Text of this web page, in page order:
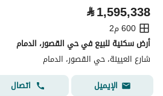
⃁1,595,338
600 م2
أرض سكنية للبيع في حي القصور، الدمام
شارع العيينة، حي القصور، الدمام
الإيميل
اتصال